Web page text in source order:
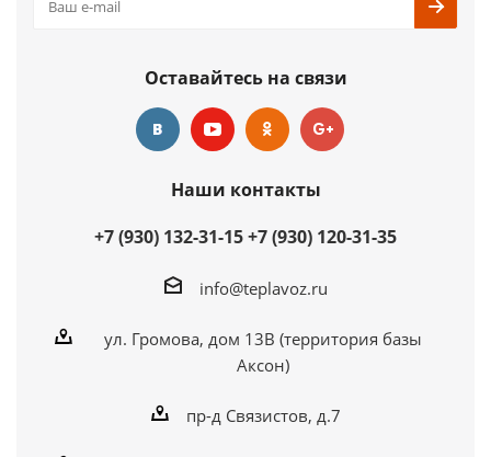
Оставайтесь на связи
Наши контакты
+7 (930) 132-31-15+7 (930) 120-31-35
info@teplavoz.ru
ул. Громова, дом 13В (территория базы
Аксон)
пр-д Связистов, д.7